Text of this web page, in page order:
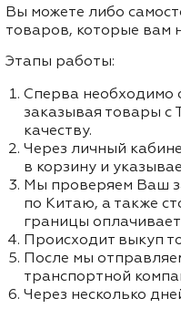
Вы можете либо
товаров, которые вам
Этапы работы:
Сперва необходимо
заказывая товары с
качеству.
Через личный
в корзину и
Мы проверяем Ваш
по Китаю, а также
границы
Происходит выкуп
После мы
транспортной
Через несколько